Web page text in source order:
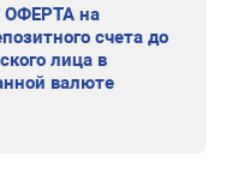
ОФЕРТА на
счета до
лица в
валюте